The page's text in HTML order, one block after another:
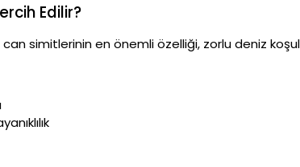
Edilir?
simitlerinin en önemli özelliği, zorlu deniz